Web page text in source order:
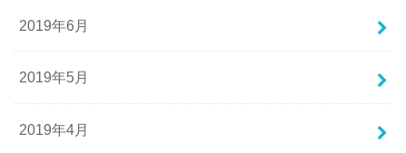
2019年6月
2019年5月
2019年4月